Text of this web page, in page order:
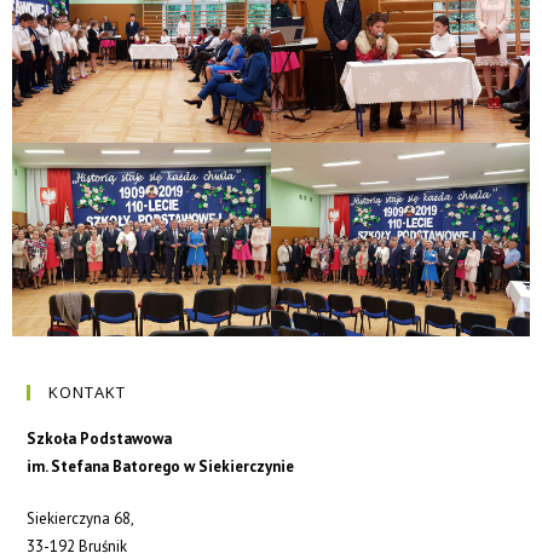
KONTAKT
Szkoła Podstawowa
im. Stefana Batorego w Siekierczynie
Siekierczyna 68,
33-192 Bruśnik